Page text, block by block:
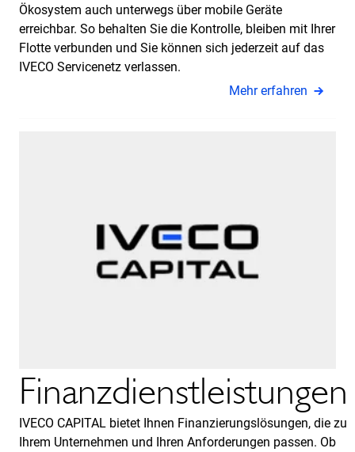
Ökosystem auch unterwegs über mobile Geräte
erreichbar. So behalten Sie die Kontrolle, bleiben mit Ihrer
Flotte verbunden und Sie können sich jederzeit auf das
IVECO Servicenetz verlassen.
Mehr erfahren
Finanzdienstleistungen
IVECO CAPITAL bietet Ihnen Finanzierungslösungen, die zu
Ihrem Unternehmen und Ihren Anforderungen passen. Ob